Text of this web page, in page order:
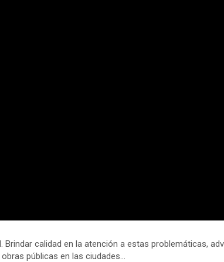
calidad en la atención a estas problemáticas,
públicas en las ciudades…